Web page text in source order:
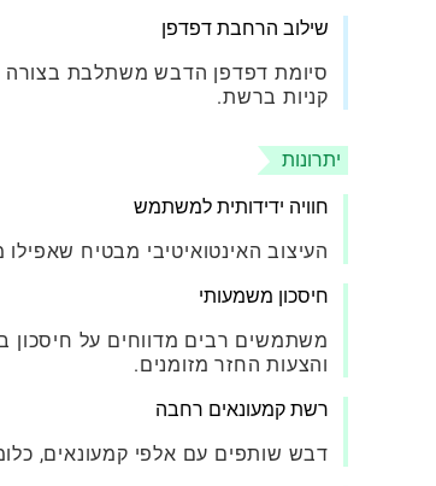
שילוב הרחבת דפדפן
סיומת דפדפן הדבש משתלבת בצורה
קניות ברשת.
יתרונות
חוויה ידידותית למשתמש
העיצוב האינטואיטיבי מבטיח
חיסכון משמעותי
והצעות החזר מזומנים.
רשת קמעונאים רחבה
דבש שותפים עם אלפי קמעונאים,